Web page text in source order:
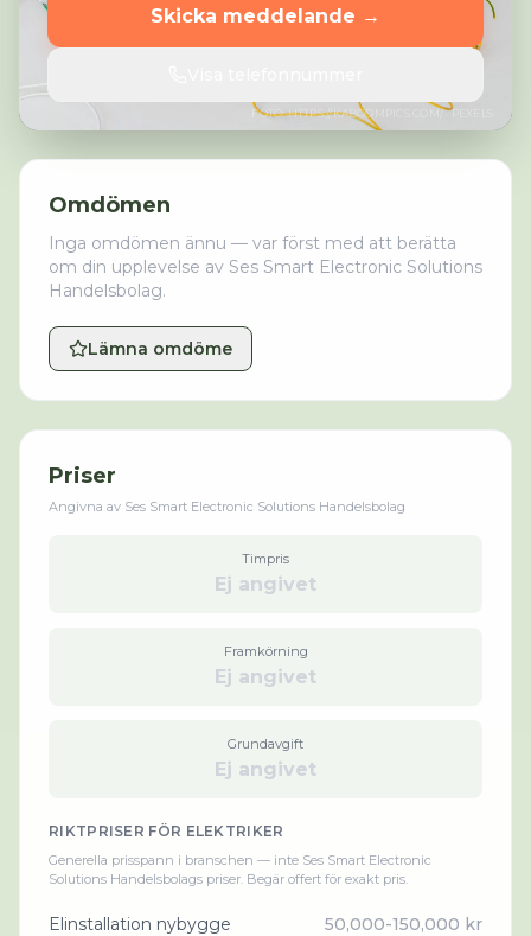
FOTO:HTTPS://KABOOMPICS.COM/· PEXELS
Skicka meddelande →
Omdömen
Inga omdömen ännu — var först med att berätta
om din upplevelse av Ses Smart Electronic Solutions
Handelsbolag.
Lämna omdöme
Priser
Angivna av Ses Smart Electronic Solutions Handelsbolag
Timpris
Ej angivet
Framkörning
Ej angivet
Grundavgift
Ej angivet
RIKTPRISER FÖR ELEKTRIKER
Generella prisspann i branschen — inte Ses Smart Electronic
Solutions Handelsbolags priser. Begär offert för exakt pris.
Elinstallation nybygge 50,000-150,000 kr